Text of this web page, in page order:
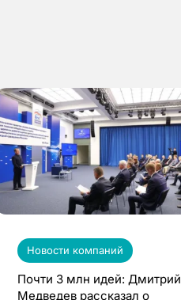
Новости компаний
Почти 3 млн идей: Дмитрий
Медведев рассказал о